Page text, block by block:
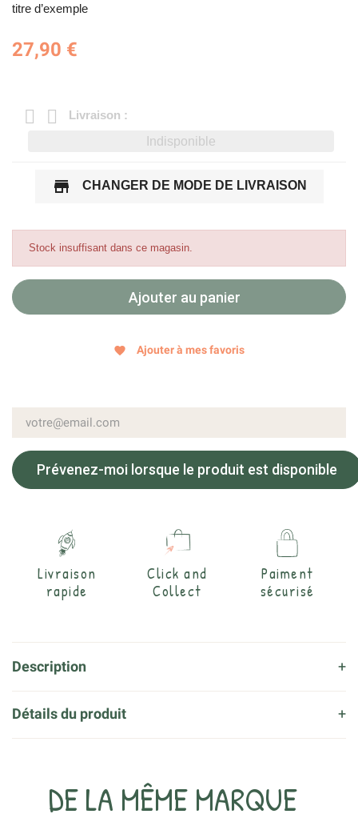
titre d’exemple
27,90 €
Livraison :
Indisponible
store CHANGER DE MODE DE LIVRAISON
Stock insuffisant dans ce magasin.
Ajouter au panier
favorite Ajouter à mes favoris
Prévenez-moi lorsque le produit est disponible
Livraison
rapide
Click and
Collect
Paiment
sécurisé
Description
Détails du produit
DE LA MÊME MARQUE